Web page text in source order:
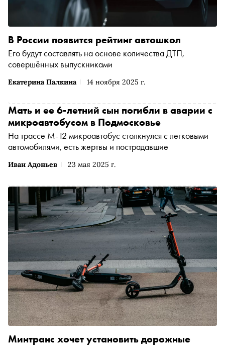
Екатерина Палкина 14 ноября 2025 г.
В России появится рейтинг автошкол
Его будут составлять на основе количества ДТП,
совершённых выпускниками
Иван Адоньев 23 мая 2025 г.
Мать и ее 6-летний сын погибли в аварии с
микроавтобусом в Подмосковье
На трассе М-12 микроавтобус столкнулся с легковыми
автомобилями, есть жертвы и пострадавшие
Минтранс хочет установить дорожные